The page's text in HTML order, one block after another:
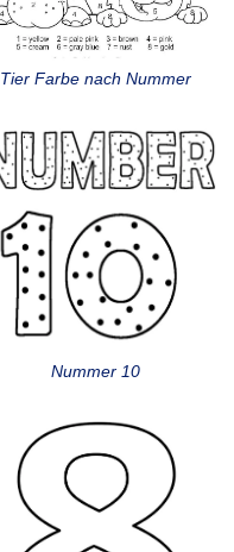
Tier Farbe nach Nummer
Nummer 10